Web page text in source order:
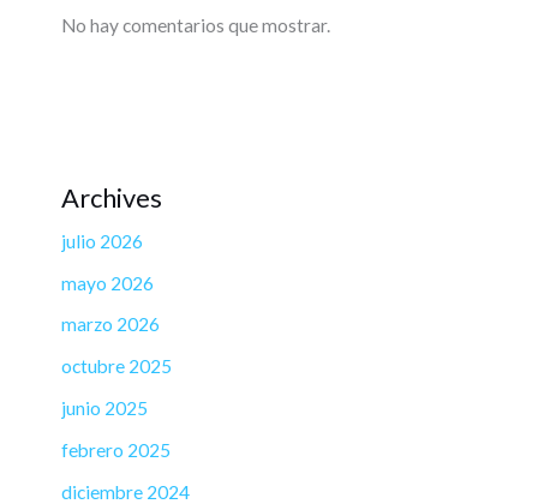
No hay comentarios que mostrar.
Archives
julio 2026
mayo 2026
marzo 2026
octubre 2025
junio 2025
febrero 2025
diciembre 2024